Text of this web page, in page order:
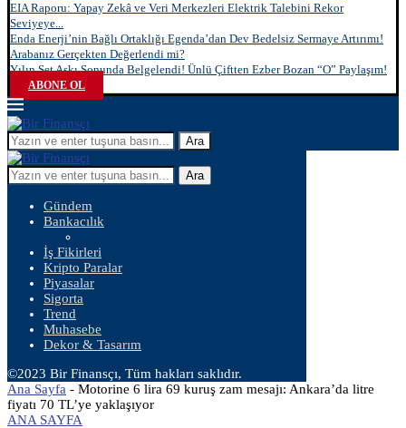
EIA Raporu: Yapay Zekâ ve Veri Merkezleri Elektrik Talebini Rekor
Seviyeye...
Enda Enerji’nin Bağlı Ortaklığı Egenda’dan Dev Bedelsiz Sermaye Artırımı!
Arabanız Gerçekten Değerlendi mi?
Yılın Set Aşkı Sonunda Belgelendi! Ünlü Çiftten Ezber Bozan “O” Paylaşım!
ABONE OL
Ara
Ara
Gündem
Bankacılık
İş Fikirleri
Kripto Paralar
Piyasalar
Sigorta
Trend
Muhasebe
Dekor & Tasarım
©2023 Bir Finansçı, Tüm hakları saklıdır.
Ana Sayfa - Motorine 6 lira 69 kuruş zam mesajı: Ankara’da litre
fiyatı 70 TL’ye yaklaşıyor
ANA SAYFA